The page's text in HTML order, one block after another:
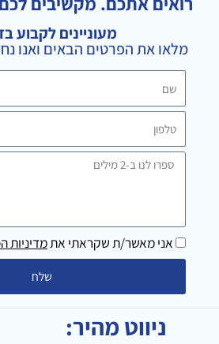
o
o
k
e
מעוניינים לקבוע
מלאו את הפרטים הבאים ואנו
טלפון
ספרו
מילים
אני מאשר/ת שקראתי אתמדיניות
שלח
ניווט מהיר: